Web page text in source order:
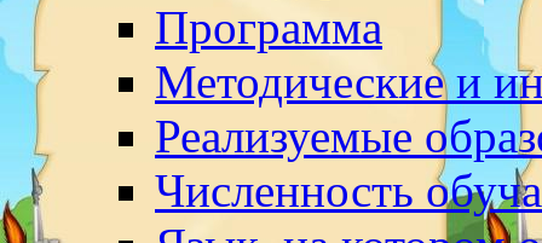
Программа
Методические и
Реализуемые
Численность